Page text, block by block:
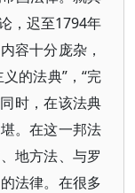
，迟至1794年
容十分庞杂，
的法典”，“完
时，在该法典
。在这一邦法
地方法、与罗
法律。在很多